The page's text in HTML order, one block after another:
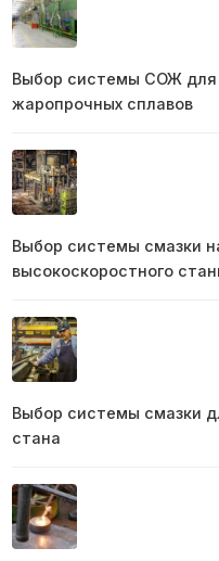
Выбор системы СОЖ для
жаропрочных сплавов
Выбор системы смазки
высокоскоростного
Выбор системы смазки
стана